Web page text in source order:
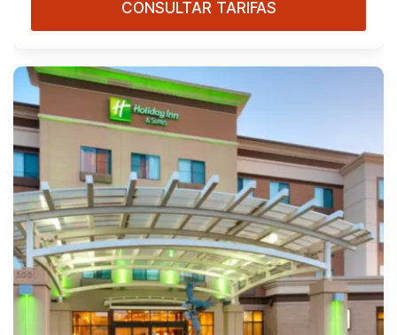
CONSULTAR TARIFAS